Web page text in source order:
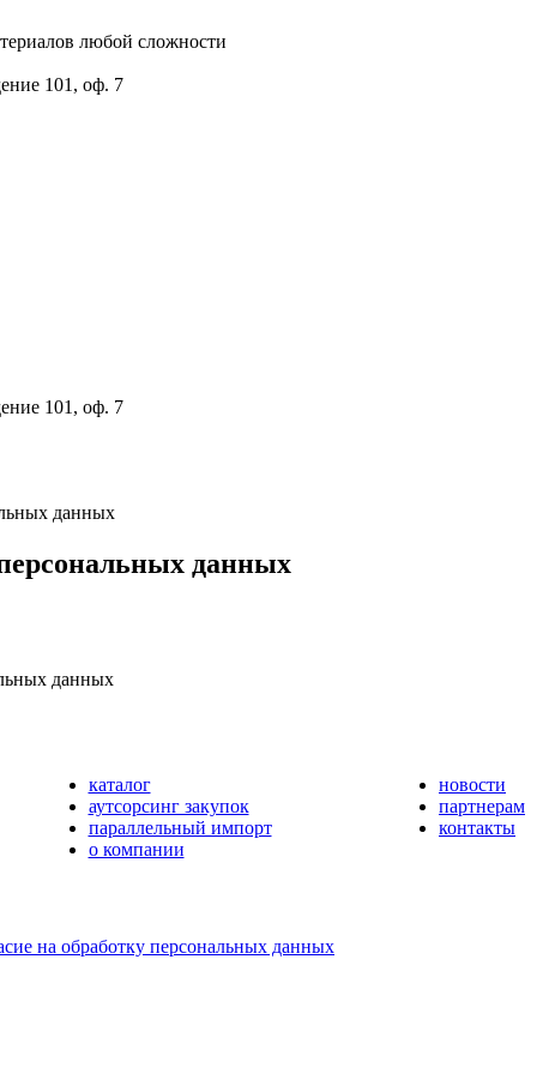
любой сложности
101, оф. 7
101, оф. 7
данных
данных
данных
каталог
аутсорсинг закупок
параллельный импорт
о компании
новости
партнерам
контакты
на обработку персональных данных